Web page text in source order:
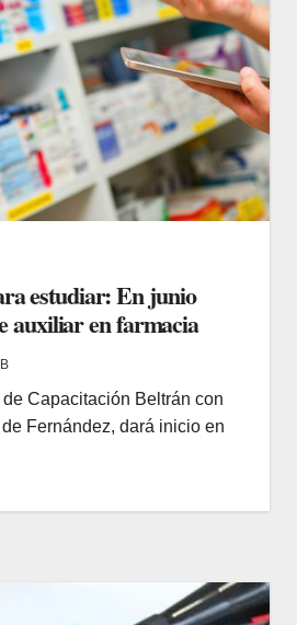
estudiar: En junio
auxiliar en farmacia
Capacitación Beltrán con
Fernández, dará inicio en